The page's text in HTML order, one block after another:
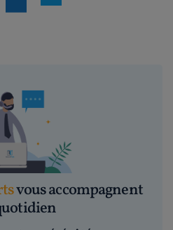
vous accompagnent